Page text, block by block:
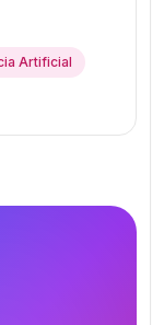
Artificial